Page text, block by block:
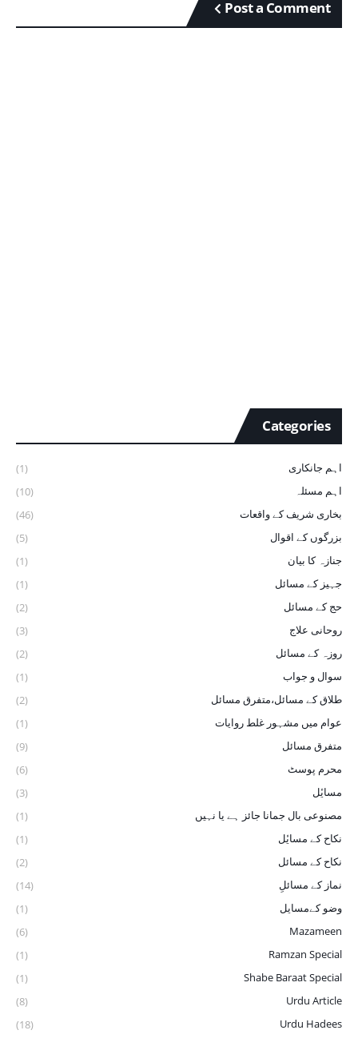
Post a Comment
Categories
اہم جانکاری
(1)
اہم مسئلہ
(10)
بخاری شریف ‏کے ‏واقعات
(46)
بزرگوں کے اقوال
(5)
جنازہ کا بیان
(1)
جہیز کے مسائل
(1)
حج کے مسائل
(2)
روحانی علاج
(3)
روزہ کے مسائل
(2)
سوال و جواب
(1)
طلاق کے مسائل،متفرق مسائل
(2)
عوام میں مشہور غلط روایات
(1)
متفرق مسائل
(9)
محرم پوسٹ
(6)
مسایٔل
(3)
مصنوعی بال جمانا جائز ہے یا نہیں
(1)
نکاح کے ‏مسایٔل
(1)
نکاح کے مسائل
(2)
نماز کے مسائلِ
(14)
وضو ‏کےمسایل
(1)
Mazameen
(6)
Ramzan Special
(1)
Shabe Baraat Special
(1)
Urdu Article
(8)
Urdu Hadees
(18)